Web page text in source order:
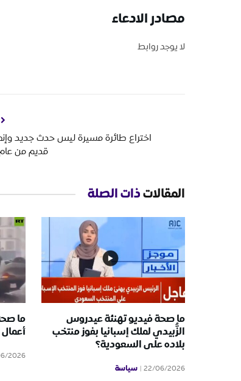
مصادر الادعاء
لا يوجد روابط
اختراع طائرة مسيرة ليس حدث جديد
قديم من عام
المقالاتذات الصلة
ما صحة فيديو تهنئة عيدروس
الزُّبيدي لملك إسبانيا بفوز منتخب
بلاده على السعودية؟
22/06/2026 سياسة
ما
2026